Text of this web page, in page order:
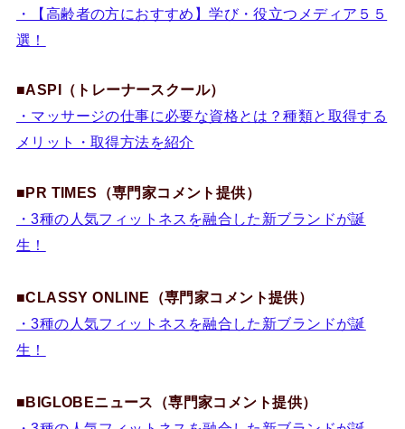
・【高齢者の方におすすめ】学び・役立つメディア５５
選！
■ASPI（トレーナースクール）
・マッサージの仕事に必要な資格とは？種類と取得する
メリット・取得方法を紹介
■PR TIMES（専門家コメント提供）
・3種の人気フィットネスを融合した新ブランドが誕
生！
■CLASSY ONLINE（専門家コメント提供）
・3種の人気フィットネスを融合した新ブランドが誕
生！
■BIGLOBEニュース（専門家コメント提供）